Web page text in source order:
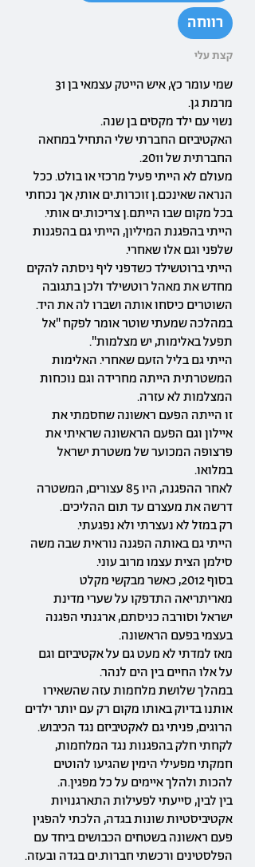
רווחה
קצת עלי
שמי עומר כץ, איש הייטק עצמאי בן 31
מרמת גן.
נשוי עם ילד מקסים בן שנה.
האקטיביזם החברתי שלי התחיל במחאה
החברתית של 2011.
מעולם לא הייתי פעיל מרכזי או בולט. ככל
הנראה שאינכם.ן זוכרות.ים אותי, אך נכחתי
בכל מקום שבו הייתם.ן צריכות.ים אותי.
הייתי בהפגנת המיליון, הייתי גם בהפגנות
שלפני וגם אלו שאחרי.
הייתי ברוטשילד כשדפני ליף ניסתה להקים
מחדש את מאהל רוטשילד ולכן בתגובה
השוטרים כיסחו אותה ושברו לה את היד.
במהלכה שמעתי שוטר אומר לפקח "אל
תפעל באלימות, יש מצלמות".
הייתי גם בליל הזעם שאחרי. האלימות
המשטרתית הייתה מחרידה וגם נוכחות
המצלמות לא עזרה.
זו הייתה הפעם ראשונה שחסמתי את
איילון וגם הפעם הראשונה שראיתי את
פרצופה המכוער של משטרת ישראל
במלואו.
לאחר ההפגנה, היו 85 עצורים, המשטרה
דרשה את מעצרם עד תום ההליכים.
רק במזל לא נעצרתי ולא נפגעתי.
הייתי גם באותה הפגנה נוראית שבה משה
סילמן הצית עצמו מרוב עוני.
בסוף 2012, כאשר מבקשי מקלט
מאריתריאה התדפקו על שערי מדינת
ישראל וסורבה כניסתם, ארגנתי הפגנה
בעצמי בפעם הראשונה.
מאז למדתי לא מעט גם על אקטיביזם וגם
על אלו החיים בין הים לנהר.
במהלך שלושת מלחמות עזה שהשאירו
אותנו בדיוק באותו מקום רק עם יותר ילדים
הרוגים, פניתי גם לאקטיביזם נגד הכיבוש.
לקחתי חלק בהפגנות נגד המלחמות,
חמקתי מפעילי הימין שהגיעו להוטים
להכות ולהלך איימים על כל מפגין.ה.
בין לבין, סייעתי לפעילות התארגנויות
אקטיביסטיות שונות בגדה, הלכתי להפגין
פעם ראשונה בשטחים הכבושים ביחד עם
הפלסטינים ורכשתי חברות.ים בגדה ובעזה.